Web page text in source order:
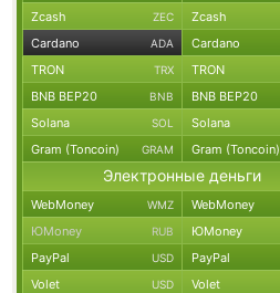
Zcash ZEC Zcash
Cardano ADA Cardano
TRON TRX TRON
BNB BEP20 BNB BNB BEP20
Solana SOL Solana
Gram (Toncoin) GRAM Gram (Toncoin)
Электронные деньги
WebMoney WMZ WebMoney
ЮMoney RUB ЮMoney
PayPal USD PayPal
Volet USD Volet